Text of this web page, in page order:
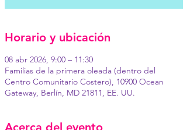
Horario y ubicación
08 abr 2026, 9:00 – 11:30
Familias de la primera oleada (dentro del
Centro Comunitario Costero), 10900 Ocean
Gateway, Berlín, MD 21811, EE. UU.
Acerca del evento